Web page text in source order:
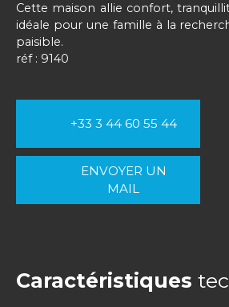
Cette maison allie confort,
idéale pour une famille à la
paisible.
réf : 9140
+33 3 44 60 55 44
ENVOYER UN
MAIL
Caractéristiques